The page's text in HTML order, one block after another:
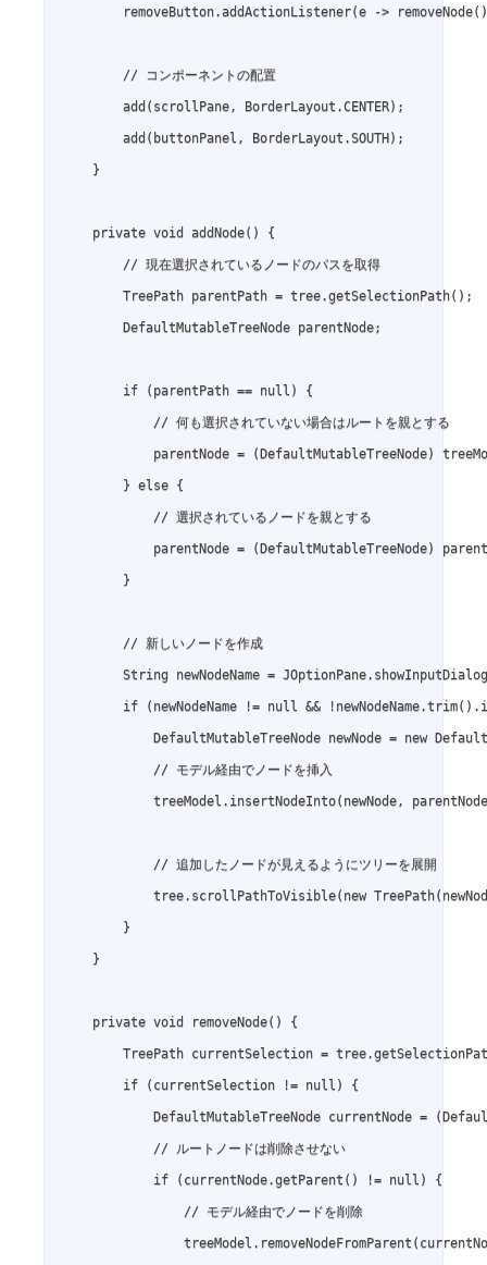
removeButton.addActionListener(e ->
        // コンポーネントの配置
        add(scrollPane, BorderLayout.CENTER);
        add(buttonPanel, BorderLayout.SOUTH);
    }
    private void addNode() {
        // 現在選択されているノードのパスを取得
        TreePath parentPath = tree.getSelectionPath();
        DefaultMutableTreeNode parentNode;
        if (parentPath == null) {
            // 何も選択されていない場合はルートを親とする
parentNode = (DefaultMutableTreeNode)
        } else {
            // 選択されているノードを親とする
parentNode = (DefaultMutableTreeNode)
        }
        // 新しいノードを作成
String newNodeName =
if (newNodeName != null &&
DefaultMutableTreeNode newNode = new
            // モデル経由でノードを挿入
treeModel.insertNodeInto(newNode,
            // 追加したノードが見えるようにツリーを展開
tree.scrollPathToVisible(new
        }
    }
    private void removeNode() {
TreePath currentSelection =
        if (currentSelection != null) {
DefaultMutableTreeNode currentNode =
            // ルートノードは削除させない
            if (currentNode.getParent() != null) {
                // モデル経由でノードを削除